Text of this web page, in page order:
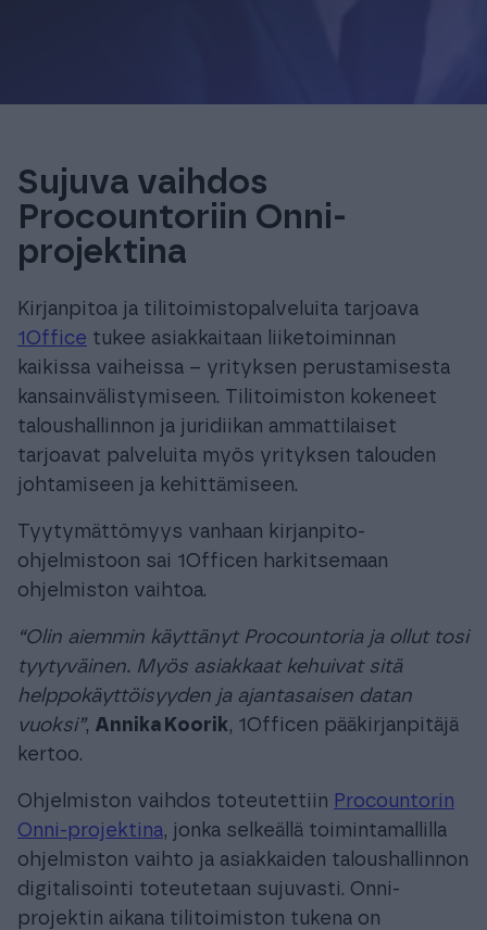
Sujuva vaihdos
Procountoriin Onni-
projektina
Kirjanpitoa ja tilitoimistopalveluita tarjoava
1Office tukee asiakkaitaan liiketoiminnan
kaikissa vaiheissa – yrityksen perustamisesta
kansainvälistymiseen. Tilitoimiston kokeneet
taloushallinnon ja juridiikan ammattilaiset
tarjoavat palveluita myös yrityksen talouden
johtamiseen ja kehittämiseen.
Tyytymättömyys vanhaan kirjanpito-
ohjelmistoon sai 1Officen harkitsemaan
ohjelmiston vaihtoa.
“Olin aiemmin käyttänyt Procountoria ja ollut tosi
tyytyväinen. Myös asiakkaat kehuivat sitä
helppokäyttöisyyden ja ajantasaisen datan
vuoksi”, Annika Koorik, 1Officen pääkirjanpitäjä
kertoo.
Ohjelmiston vaihdos toteutettiin Procountorin
Onni-projektina, jonka selkeällä toimintamallilla
ohjelmiston vaihto ja asiakkaiden taloushallinnon
digitalisointi toteutetaan sujuvasti. Onni-
projektin aikana tilitoimiston tukena on